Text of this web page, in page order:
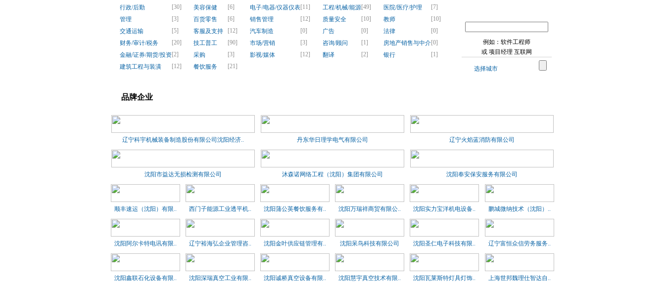
行政/后勤
[30] 美容保健 [6] 电子/电器/仪器仪表[11] 工程/机械/能源[49] 医院/医疗/护理
[7]
管理
[3] 百货零售 [6] 销售管理 [12] 质量安全 [10] 教师
[10]
交通运输
[5] 客服及支持 [12] 汽车制造 [0] 广告 [0] 法律
[0]
财务/审计/税务
[20] 技工普工 [90] 市场/营销 [3] 咨询/顾问 [1] 房地产销售与中介[0]
金融/证券/期货/投资[2] 采购 [3] 影视/媒体 [12] 翻译 [2] 银行
[1]
建筑工程与装潢
[12] 餐饮服务 [21]
例如：软件工程师
或 项目经理 互联网
品牌企业
辽宁科宇机械装备制造股份有限公司沈阳经济.. 丹东华日理学电气有限公司 辽宁火焰蓝消防有限公司
沈阳市益达无损检测有限公司 沐森诺网络工程（沈阳）集团有限公司 沈阳奉安保安服务有限公司
顺丰速运（沈阳）有限.. 西门子能源工业透平机.. 沈阳蒲公英餐饮服务有.. 沈阳万瑞祥商贸有限公.. 沈阳实力宝洋机电设备.. 鹏城微纳技术（沈阳）..
沈阳阿尔卡特电讯有限.. 辽宁裕海弘企业管理咨.. 沈阳金叶供应链管理有.. 沈阳呆鸟科技有限公司 沈阳圣仁电子科技有限.. 辽宁富恒众信劳务服务..
沈阳鑫联石化设备有限.. 沈阳深瑞真空工业有限.. 沈阳诚桥真空设备有限.. 沈阳慧宇真空技术有限.. 沈阳瓦莱斯特灯具灯饰.. 上海世邦魏理仕智达自..